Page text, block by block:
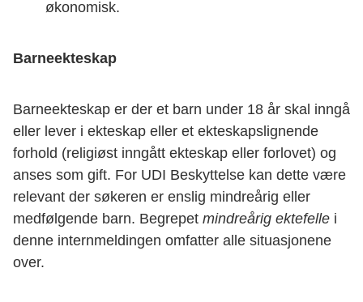
økonomisk.
Barneekteskap
Barneekteskap er der et barn under 18 år skal inngå
eller lever i ekteskap eller et ekteskapslignende
forhold (religiøst inngått ekteskap eller forlovet) og
anses som gift. For UDI Beskyttelse kan dette være
relevant der søkeren er enslig mindreårig eller
medfølgende barn. Begrepet mindreårig ektefelle i
denne internmeldingen omfatter alle situasjonene
over.